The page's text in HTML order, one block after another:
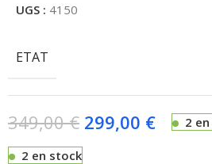
UGS : 4150
ETAT
349,00€ 299,00 € 2
2 en stock